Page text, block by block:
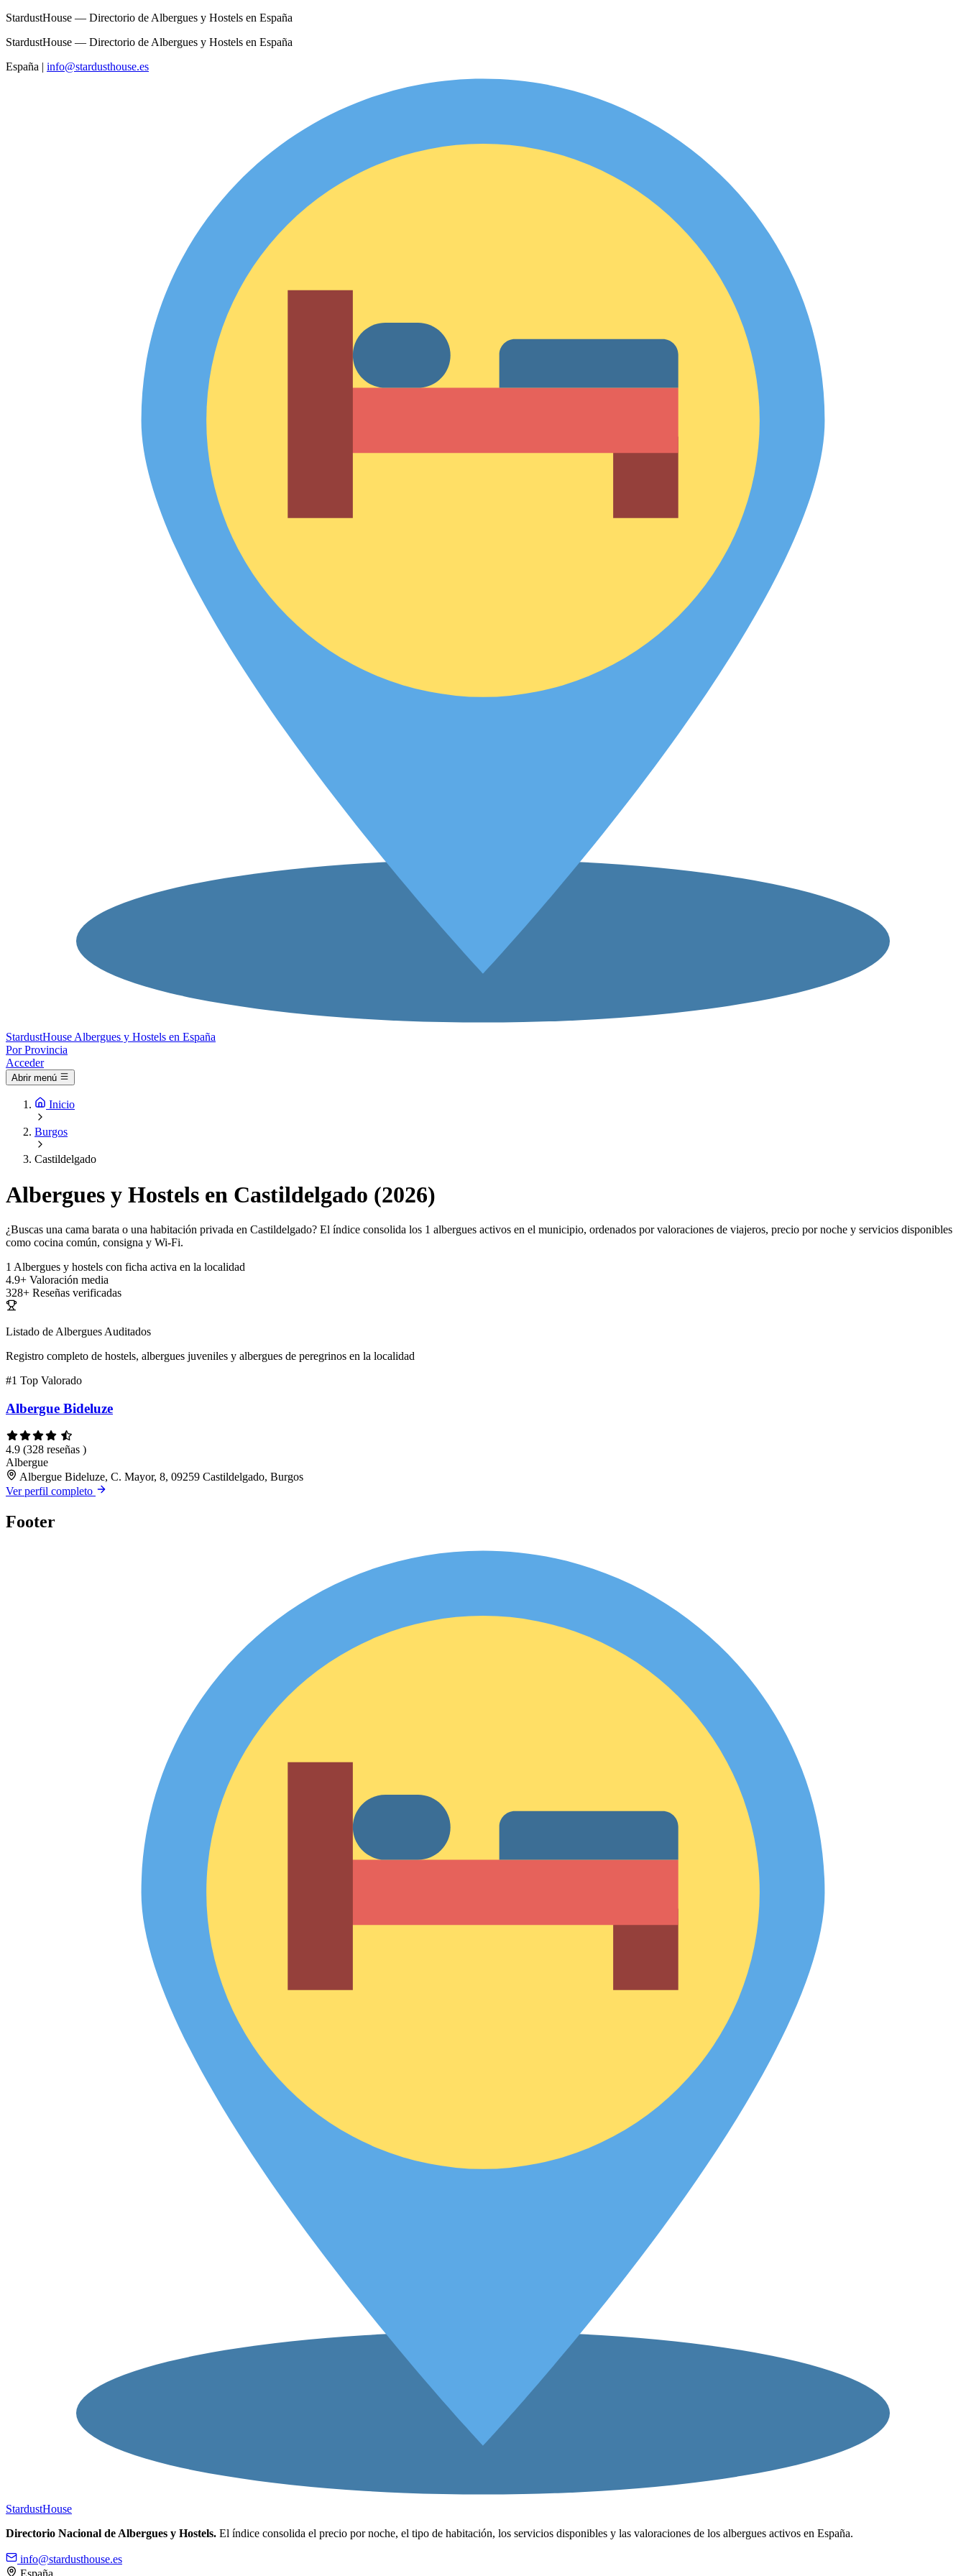
StardustHouse — Directorio de Albergues y Hostels en España
StardustHouse — Directorio de Albergues y Hostels en España
España | info@stardusthouse.es
StardustHouse Albergues y Hostels en España
Por Provincia
Acceder
Abrir menú
Inicio
Burgos
Castildelgado
Albergues y Hostels en Castildelgado (2026)
¿Buscas una cama barata o una habitación privada en Castildelgado? El índice consolida los 1 albergues activos en el municipio, ordenados por valoraciones de viajeros, precio por noche y servicios disponibles
como cocina común, consigna y Wi-Fi.
1 Albergues y hostels con ficha activa en la localidad
4.9+ Valoración media
328+ Reseñas verificadas
Listado de Albergues Auditados
Registro completo de hostels, albergues juveniles y albergues de peregrinos en la localidad
#1 Top Valorado
Albergue Bideluze
4.9 (328 reseñas )
Albergue
Albergue Bideluze, C. Mayor, 8, 09259 Castildelgado, Burgos
Ver perfil completo
Footer
StardustHouse
Directorio Nacional de Albergues y Hostels. El índice consolida el precio por noche, el tipo de habitación, los servicios disponibles y las valoraciones de los albergues activos en España.
info@stardusthouse.es